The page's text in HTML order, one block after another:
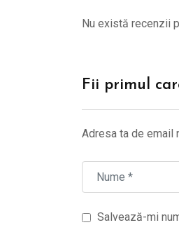
Nu există recenzii
Fii primul
Adresa ta de email
Salvează-mi